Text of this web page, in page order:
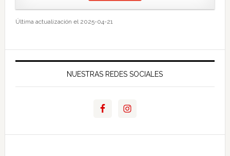
Última actualización el 2025-04-21
NUESTRAS REDES SOCIALES